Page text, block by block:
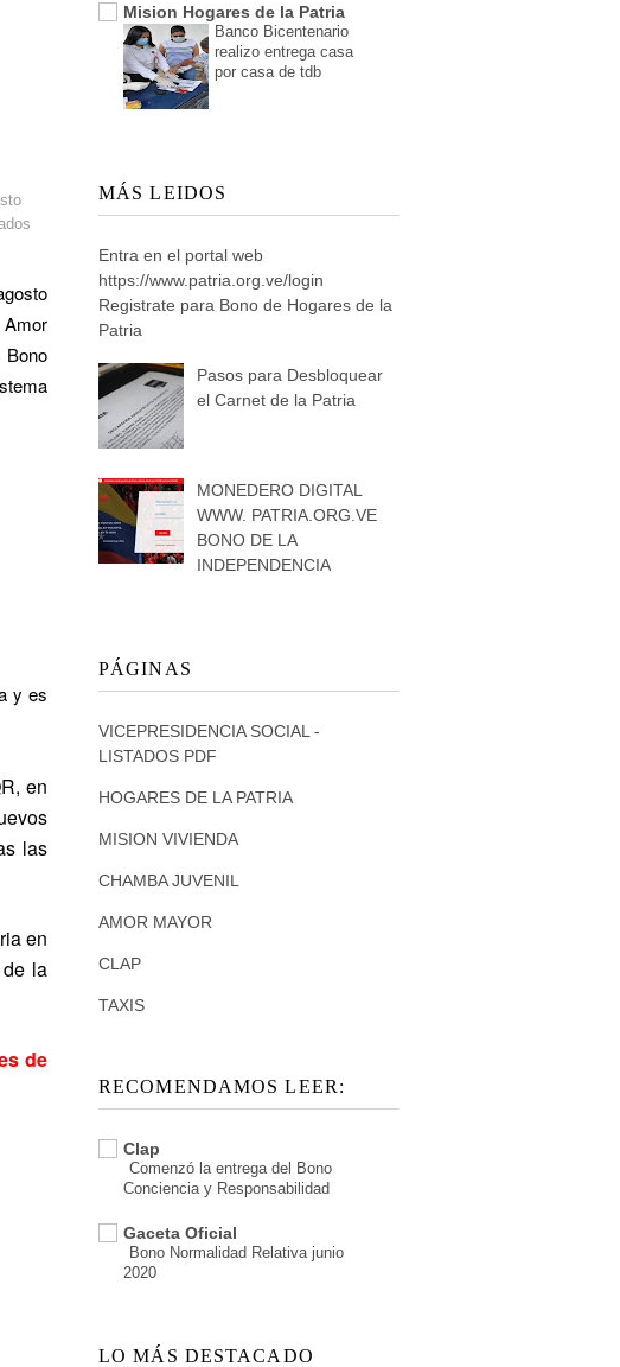
y es
en
las
en
la
de
Mision Hogares de la Patria
Banco Bicentenario
realizo entrega casa
por casa de tdb
MÁS LEIDOS
Entra en el portal web
https://www.patria.org.ve/login
Registrate para Bono de Hogares de la
Patria
Pasos para Desbloquear
el Carnet de la Patria
MONEDERO DIGITAL
WWW. PATRIA.ORG.VE
BONO DE LA
INDEPENDENCIA
PÁGINAS
VICEPRESIDENCIA SOCIAL -
LISTADOS PDF
HOGARES DE LA PATRIA
MISION VIVIENDA
CHAMBA JUVENIL
AMOR MAYOR
CLAP
TAXIS
RECOMENDAMOS LEER:
Clap
Comenzó la entrega del Bono
Conciencia y Responsabilidad
Gaceta Oficial
Bono Normalidad Relativa junio
2020
LO MÁS DESTACADO